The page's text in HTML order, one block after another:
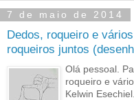
7 de maio de 2014
Dedos, roqueiro e vários
roqueiros juntos
Olá pessoal.
roqueiro e
Kelwin